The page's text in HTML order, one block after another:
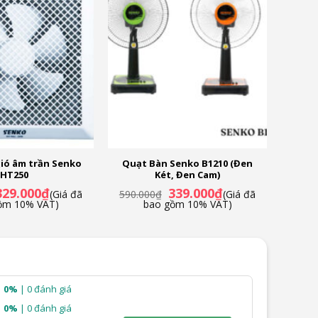
màu sắc tươi tắn, bắt mắt, tô điểm cho không gian,
không gian sử dụng.
âm trần Senko
HT250
₫Giá
hiện
tại
(Giá đã
10% VAT)
khác
Quạt Bàn Senko B1210 (Đen
Két, Đen Cam)
590.000₫ Giá
gốc
là:
339.000₫Giá
hiện
tại
(Giá đã
bao gồm 10% VAT)
và nhiều ưu đãi khác
0% | 0 đánh giá
0% | 0 đánh giá